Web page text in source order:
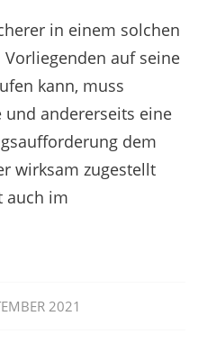
in einem solchen
auf seine
kann, muss
und andererseits eine
dem
wirksam zugestellt
auch im
2021